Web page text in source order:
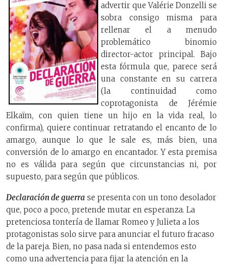
advertir que Valérie Donzelli se
sobra consigo misma para
rellenar el a menudo
problemático binomio
director-actor principal. Bajo
esta fórmula que, parece será
una constante en su carrera
(la continuidad como
coprotagonista de Jérémie
Elkaïm, con quien tiene un hijo en la vida real, lo
confirma), quiere continuar retratando el encanto de lo
amargo, aunque lo que le sale es, más bien, una
conversión de lo amargo en encantador. Y esta premisa
no es válida para según que circunstancias ni, por
supuesto, para según que públicos.
Declaración de guerra se presenta con un tono desolador
que, poco a poco, pretende mutar en esperanza. La
pretenciosa tontería de llamar Romeo y Julieta a los
protagonistas solo sirve para anunciar el futuro fracaso
de la pareja. Bien, no pasa nada si entendemos esto
como una advertencia para fijar la atención en la